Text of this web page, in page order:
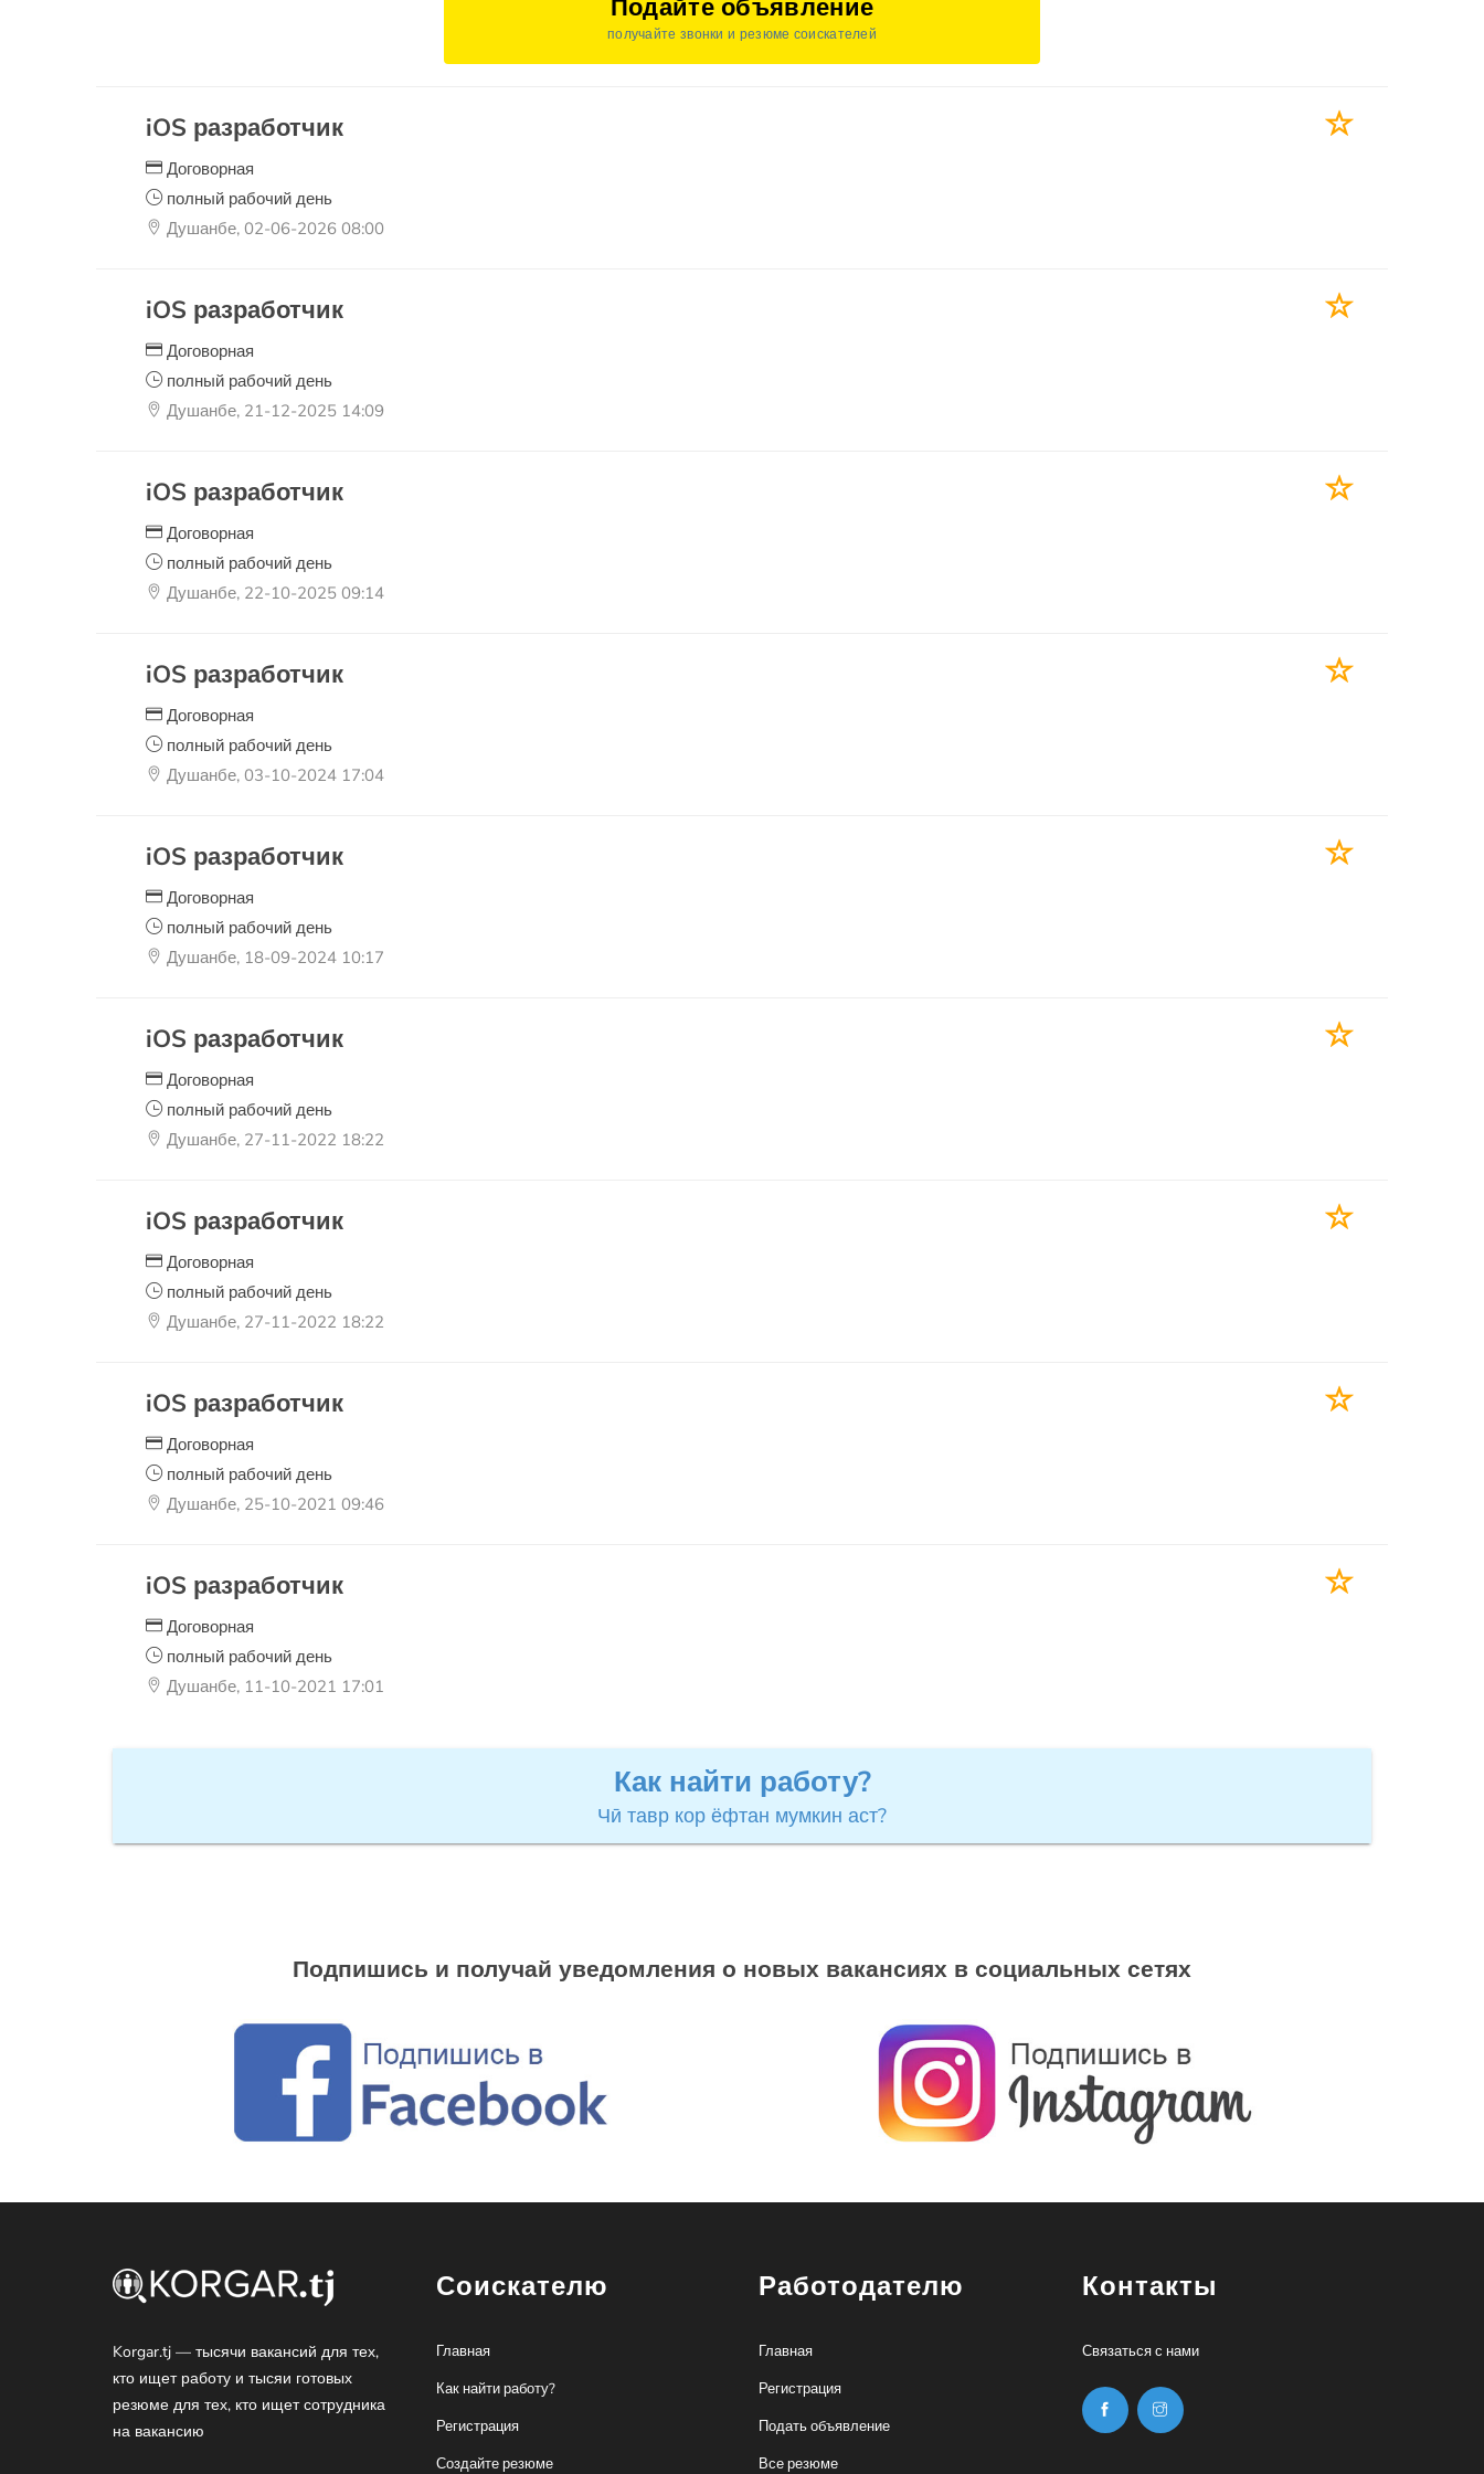
Подайте объявление
получайте звонки и резюме соискателей
iOS разработчик
Договорная
полный рабочий день
Душанбе, 02-06-2026 08:00
iOS разработчик
Договорная
полный рабочий день
Душанбе, 21-12-2025 14:09
iOS разработчик
Договорная
полный рабочий день
Душанбе, 22-10-2025 09:14
iOS разработчик
Договорная
полный рабочий день
Душанбе, 03-10-2024 17:04
iOS разработчик
Договорная
полный рабочий день
Душанбе, 18-09-2024 10:17
iOS разработчик
Договорная
полный рабочий день
Душанбе, 27-11-2022 18:22
iOS разработчик
Договорная
полный рабочий день
Душанбе, 27-11-2022 18:22
iOS разработчик
Договорная
полный рабочий день
Душанбе, 25-10-2021 09:46
iOS разработчик
Договорная
полный рабочий день
Душанбе, 11-10-2021 17:01
Как найти работу?
Чӣ тавр кор ёфтан мумкин аст?
Подпишись и получай уведомления о новых вакансиях в социальных сетях
Korgar.tj — тысячи вакансий для тех,
кто ищет работу и тысяи готовых
резюме для тех, кто ищет сотрудника
на вакансию
Соискателю
Главная
Как найти работу?
Регистрация
Создайте резюме
Работодателю
Главная
Регистрация
Подать объявление
Все резюме
Контакты
Связаться с нами